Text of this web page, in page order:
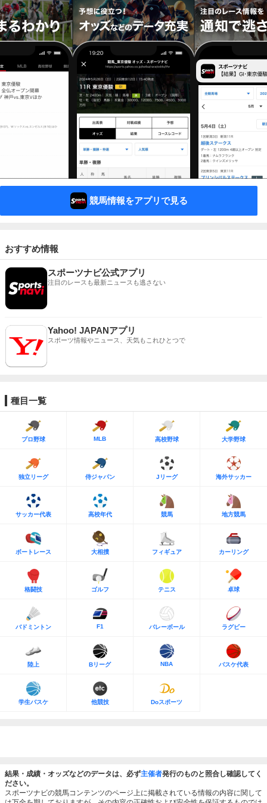
競馬情報をアプリで見る
おすすめ情報
スポーツナビ公式アプリ
注目のレースも最新ニュースも逃さない
Yahoo! JAPANアプリ
スポーツ情報やニュース、天気もこれひとつで
種目一覧
プロ野球 MLB 高校野球 大学野球
独立リーグ 侍ジャパン Jリーグ 海外サッカー
サッカー代表 高校年代 競馬 地方競馬
ボートレース 大相撲 フィギュア カーリング
格闘技 ゴルフ テニス 卓球
バドミントン F1 バレーボール ラグビー
陸上 Bリーグ NBA バスケ代表
学生バスケ 他競技 Doスポーツ
結果・成績・オッズなどのデータは、必ず主催者発行のものと照合し確認してく
ださい。
スポーツナビの競馬コンテンツのページ上に掲載されている情報の内容に関して